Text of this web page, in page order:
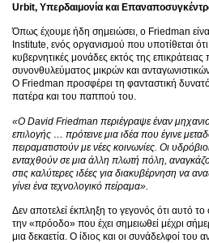
Urbit, Υπερδαιμονία και
Όπως έχουμε ήδη σημειώσει, ο Friedman
Institute, ενός οργανισμού που υποτίθεται
κυβερνητικές μονάδες εκτός της
συνονθυλεύματος μικρών και
Ο Friedman προσφέρει τη φανταστική
πατέρα και του παππού του.
«Ο David Friedman περιέγραψε έναν
επιλογής … πρότεινε μια ιδέα που έγινε
πειραματιστούν με νέες κοινωνίες. Οι
ενταχθούν σε μια άλλη πλωτή πόλη,
στις καλύτερες ιδέες για διακυβέρνηση να
γίνει ένα τεχνολογικό πείραμα».
Δεν αποτελεί έκπληξη το γεγονός ότι αυτό
την «πρόοδο» που έχει σημειωθεί μέχρι
μια δεκαετία. Ο ίδιος και οι συνάδελφοί